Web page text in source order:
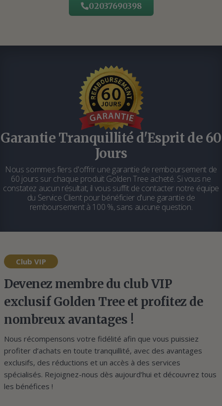
02037690398
Garantie Tranquillité d'Esprit de 60
Jours
Nous sommes fiers d'offrir une garantie de remboursement de
60 jours sur chaque produit Golden Tree acheté. Si vous ne
constatez aucun résultat, il vous suffit de contacter notre équipe
du Service Client pour bénéficier d'une garantie de
remboursement à 100 %, sans aucune question.
Club VIP
Devenez membre du club VIP
exclusif Golden Tree et profitez de
nombreux avantages !
Nous récompensons votre fidélité afin que vous puissiez
profiter d’achats en toute tranquillité, avec des avantages
exclusifs, des réductions et un accès à des services
spécialisés. Rejoignez-nous dès aujourd’hui et découvrez tous
les bénéfices !